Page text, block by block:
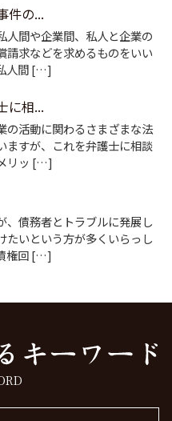
件の...
人間や企業間、私人と企業の
請求などを求めるものをいい
人間 […]
に相...
の活動に関わるさまざまな法
ますが、これを弁護士に相談
リッ […]
、債務者とトラブルに発展し
たいという方が多くいらっし
権回 […]